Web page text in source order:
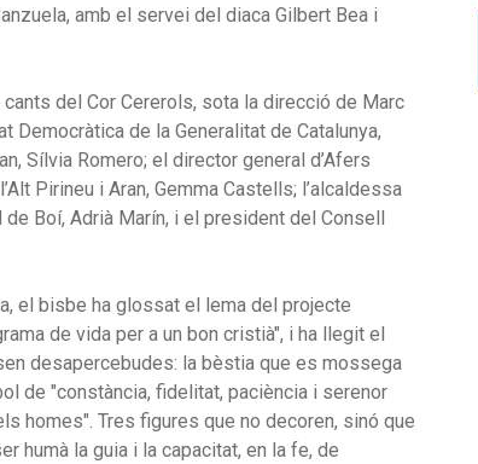
amb el servei del diaca Gilbert Bea i
del Cor Cererols, sota la direcció de Marc
Democràtica de la Generalitat de Catalunya,
Sílvia Romero; el director general d’Afers
Pirineu i Aran, Gemma Castells; l’alcaldessa
Boí, Adrià Marín, i el president del Consell
el bisbe ha glossat el lema del projecte
de vida per a un bon cristià", i ha llegit el
desapercebudes: la bèstia que es mossega
de "constància, fidelitat, paciència i serenor
homes". Tres figures que no decoren, sinó que
humà la guia i la capacitat, en la fe, de